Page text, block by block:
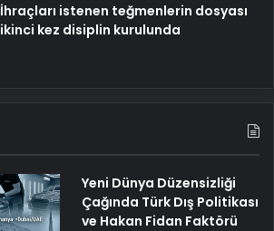
İhraçları istenen teğmenlerin dosyası
ikinci kez disiplin kurulunda
Yeni Dünya Düzensizliği
Çağında Türk Dış Politikası
ve Hakan Fidan Faktörü